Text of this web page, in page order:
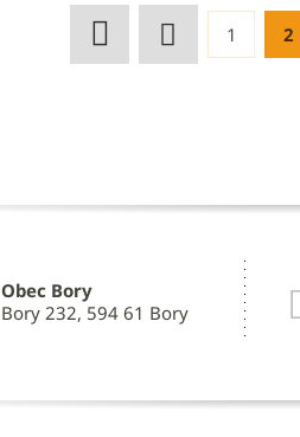
1 2
Obec Bory
Bory 232, 594 61 Bory